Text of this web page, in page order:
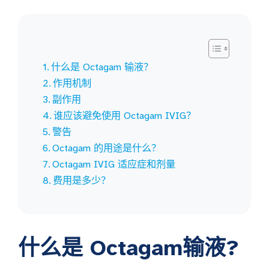
什么是 Octagam 输液？
作用机制
副作用
谁应该避免使用 Octagam IVIG？
警告
Octagam 的用途是什么？
Octagam IVIG 适应症和剂量
费用是多少？
什么是 Octagam输液?